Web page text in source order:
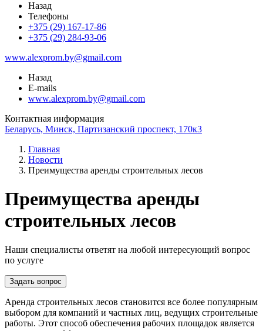
Назад
Телефоны
+375 (29) 167-17-86
+375 (29) 284-93-06
www.alexprom.by@gmail.com
Назад
E-mails
www.alexprom.by@gmail.com
Контактная информация
Беларусь, Минск, Партизанский проспект, 170к3
Главная
Новости
Преимущества аренды строительных лесов
Преимущества аренды
строительных лесов
Наши специалисты ответят на любой интересующий вопрос
по услуге
Задать вопрос
Аренда строительных лесов становится все более популярным
выбором для компаний и частных лиц, ведущих строительные
работы. Этот способ обеспечения рабочих площадок является